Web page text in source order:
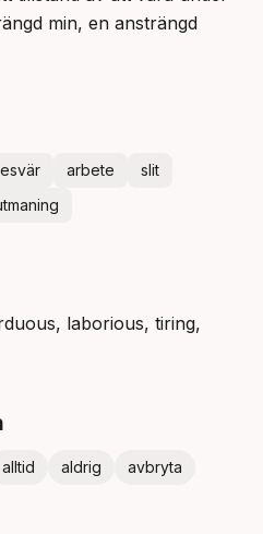
min, en ansträngd
arbete
slit
laborious, tiring,
alltid aldrig
avbryta